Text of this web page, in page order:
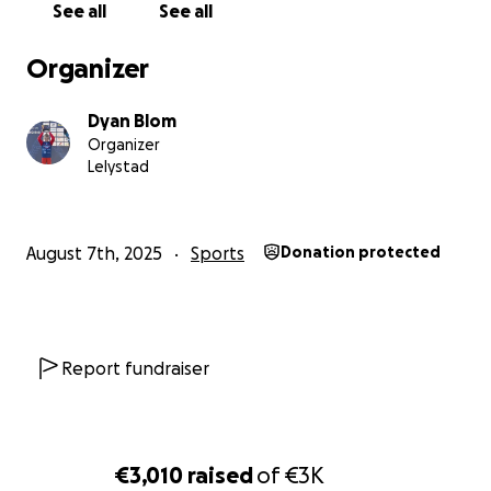
€3,010 raisedof€3K
See all See all
Organizer
Dyan Blom
Organizer
Lelystad
August 7th, 2025 Sports Donation protected
Report fundraiser